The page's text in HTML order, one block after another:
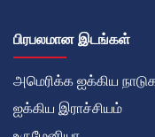
பிரபலமான இடங்கள்
அமெரிக்க ஐக்கிய
ஐக்கிய இராச்சியம்